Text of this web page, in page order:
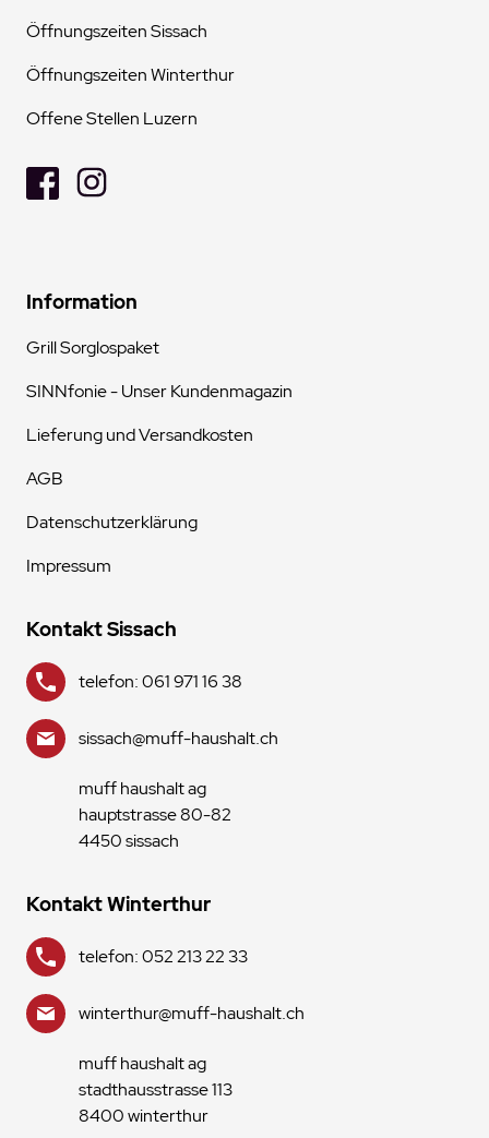
Öffnungszeiten Sissach
Öffnungszeiten Winterthur
Offene Stellen Luzern
Information
Grill Sorglospaket
SINNfonie - Unser Kundenmagazin
Lieferung und Versandkosten
AGB
Datenschutzerklärung
Impressum
Kontakt Sissach
telefon: 061 971 16 38
sissach@muff-haushalt.ch
muff haushalt ag
hauptstrasse 80-82
4450 sissach
Kontakt Winterthur
telefon: 052 213 22 33
winterthur@muff-haushalt.ch
muff haushalt ag
stadthausstrasse 113
8400 winterthur